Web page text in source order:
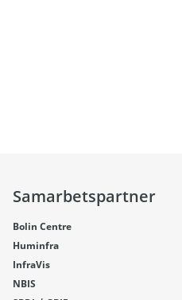
Samarbetspartner
Bolin Centre
Huminfra
InfraVis
NBIS